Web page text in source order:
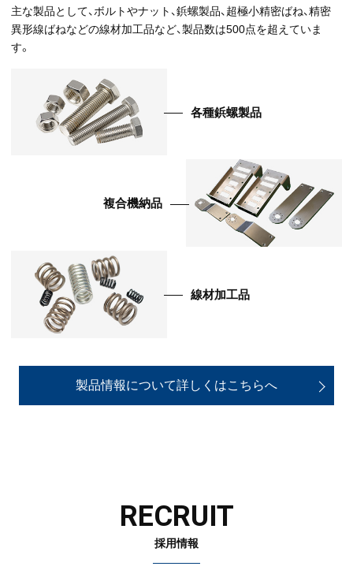
主な製品として、ボルトやナット、鋲螺製品、超極小精密ばね、精密
異形線ばねなどの線材加工品など、製品数は500点を超えていま
す。
各種鋲螺製品
複合機納品
線材加工品
製品情報について詳しくはこちらへ
RECRUIT
採用情報